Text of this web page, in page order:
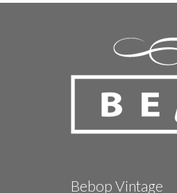
Bebop Vintage